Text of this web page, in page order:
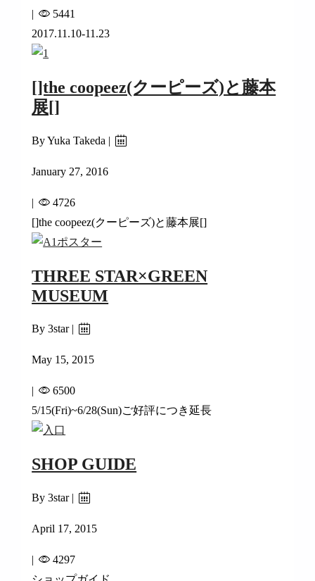
|
5441
2017.11.10-11.23
[]the coopeez(クーピーズ)と藤本
展[]
By Yuka Takeda |
January 27, 2016
|
4726
[]the coopeez(クーピーズ)と藤本展[]
THREE STAR×GREEN
MUSEUM
By 3star |
May 15, 2015
6500
5/15(Fri)~6/28(Sun)ご好評につき延長
SHOP GUIDE
By 3star |
April 17, 2015
|
4297